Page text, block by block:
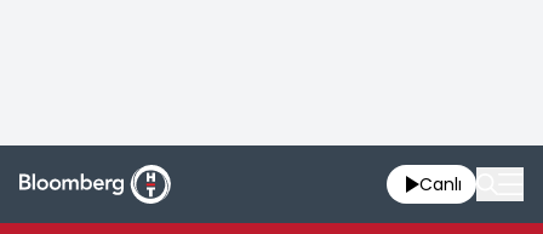
Canlı